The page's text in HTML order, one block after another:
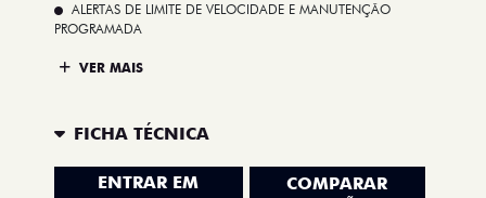
ALERTAS DE LIMITE DE VELOCIDADE E MANUTENÇÃO
PROGRAMADA
VER MAIS
FICHA TÉCNICA
ENTRAR EM
COMPARAR